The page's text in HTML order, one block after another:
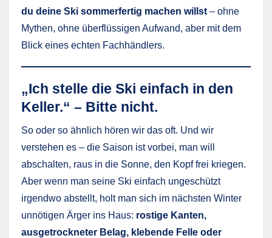
du deine Ski sommerfertig machen willst – ohne
Mythen, ohne überflüssigen Aufwand, aber mit dem
Blick eines echten Fachhändlers.
„Ich stelle die Ski einfach in den
Keller.“ – Bitte nicht.
So oder so ähnlich hören wir das oft. Und wir
verstehen es – die Saison ist vorbei, man will
abschalten, raus in die Sonne, den Kopf frei kriegen.
Aber wenn man seine Ski einfach ungeschützt
irgendwo abstellt, holt man sich im nächsten Winter
unnötigen Ärger ins Haus: rostige Kanten,
ausgetrockneter Belag, klebende Felle oder